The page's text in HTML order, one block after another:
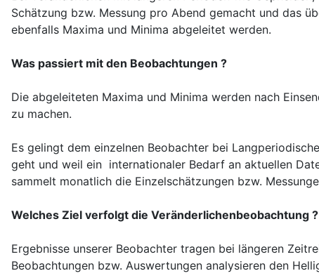
Schätzung bzw. Messung pro Abend gemacht und das
ebenfalls Maxima und Minima abgeleitet werden.
Was passiert mit den Beobachtungen ?
Die abgeleiteten Maxima und Minima werden nach
zu machen.
Es gelingt dem einzelnen Beobachter bei
geht und weil ein internationaler Bedarf an aktuellen
sammelt monatlich die Einzelschätzungen bzw.
Welches Ziel verfolgt die Veränderlichenbeobachtung ?
Ergebnisse unserer Beobachter tragen bei längeren
Beobachtungen bzw. Auswertungen analysieren den